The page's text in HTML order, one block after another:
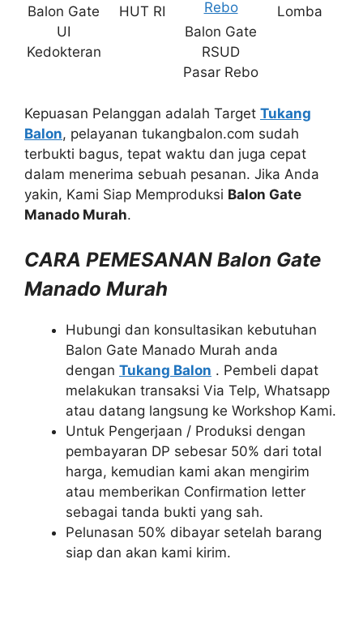
Balon Gate
UI
Kedokteran
HUT RI
Balon Gate
RSUD
Pasar Rebo
Lomba
Kepuasan Pelanggan adalah Target Tukang
Balon, pelayanan tukangbalon.com sudah
terbukti bagus, tepat waktu dan juga cepat
dalam menerima sebuah pesanan. Jika Anda
yakin, Kami Siap Memproduksi Balon Gate
Manado Murah.
CARA PEMESANAN Balon Gate
Manado Murah
Hubungi dan konsultasikan kebutuhan
Balon Gate Manado Murah anda
dengan Tukang Balon . Pembeli dapat
melakukan transaksi Via Telp, Whatsapp
atau datang langsung ke Workshop Kami.
Untuk Pengerjaan / Produksi dengan
pembayaran DP sebesar 50% dari total
harga, kemudian kami akan mengirim
atau memberikan Confirmation letter
sebagai tanda bukti yang sah.
Pelunasan 50% dibayar setelah barang
siap dan akan kami kirim.